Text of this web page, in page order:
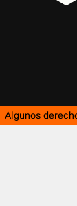
Algunos